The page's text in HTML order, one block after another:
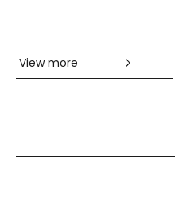
View more